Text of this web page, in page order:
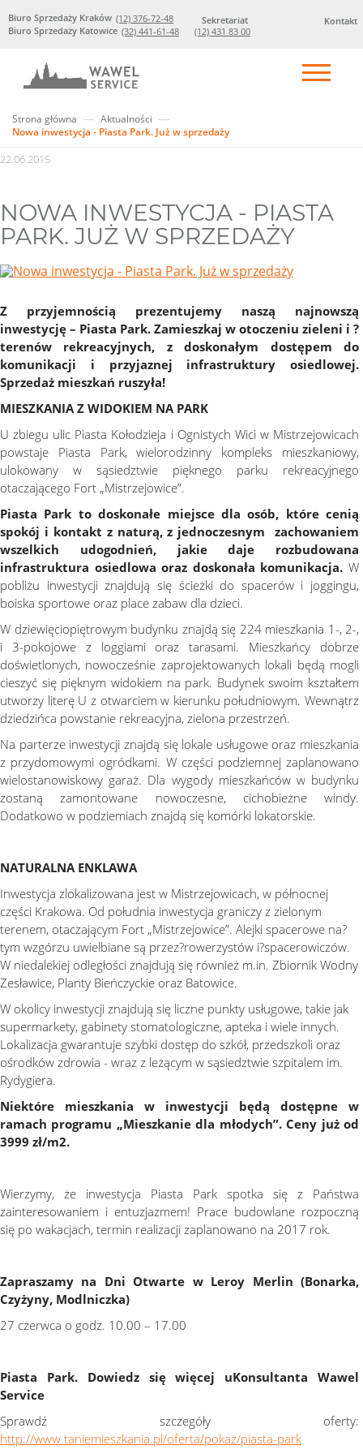
Kontakt
Biuro Sprzedaży Kraków (12) 376-72-48
Biuro Sprzedaży Katowice (32) 441-61-48
Sekretariat
(12) 431 83 00
Strona główna
Aktualności
Nowa inwestycja - Piasta Park. Już w sprzedaży
22.06.2015
NOWA INWESTYCJA - PIASTA
PARK. JUŻ W SPRZEDAŻY
Z przyjemnością prezentujemy naszą najnowszą
inwestycję – Piasta Park. Zamieszkaj w otoczeniu zieleni i ?
terenów rekreacyjnych, z doskonałym dostępem do
komunikacji i przyjaznej infrastruktury osiedlowej.
Sprzedaż mieszkań ruszyła!
MIESZKANIA Z WIDOKIEM NA PARK
U zbiegu ulic Piasta Kołodzieja i Ognistych Wici w Mistrzejowicach
powstaje Piasta Park, wielorodzinny kompleks mieszkaniowy,
ulokowany w sąsiedztwie pięknego parku rekreacyjnego
otaczającego Fort „Mistrzejowice”.
Piasta Park to doskonałe miejsce dla osób, które cenią
spokój i kontakt z naturą, z jednoczesnym zachowaniem
wszelkich udogodnień, jakie daje rozbudowana
infrastruktura osiedlowa oraz doskonała komunikacja. W
pobliżu inwestycji znajdują się ścieżki do spacerów i joggingu,
boiska sportowe oraz place zabaw dla dzieci.
W dziewięciopiętrowym budynku znajdą się 224 mieszkania 1-, 2-,
i 3-pokojowe z loggiami oraz tarasami. Mieszkańcy dobrze
doświetlonych, nowocześnie zaprojektowanych lokali będą mogli
cieszyć się pięknym widokiem na park. Budynek swoim kształtem
utworzy literę U z otwarciem w kierunku południowym. Wewnątrz
dziedzińca powstanie rekreacyjna, zielona przestrzeń.
Na parterze inwestycji znajdą się lokale usługowe oraz mieszkania
z przydomowymi ogródkami. W części podziemnej zaplanowano
wielostanowiskowy garaż. Dla wygody mieszkańców w budynku
zostaną zamontowane nowoczesne, cichobieżne windy.
Dodatkowo w podziemiach znajdą się komórki lokatorskie.
NATURALNA ENKLAWA
Inwestycja zlokalizowana jest w Mistrzejowicach, w północnej
części Krakowa. Od południa inwestycja graniczy z zielonym
terenem, otaczającym Fort „Mistrzejowice”. Alejki spacerowe na?
tym wzgórzu uwielbiane są przez?rowerzystów i?spacerowiczów.
W niedalekiej odległości znajdują się również m.in. Zbiornik Wodny
Zesławice, Planty Bieńczyckie oraz Batowice.
W okolicy inwestycji znajdują się liczne punkty usługowe, takie jak
supermarkety, gabinety stomatologiczne, apteka i wiele innych.
Lokalizacja gwarantuje szybki dostęp do szkół, przedszkoli oraz
ośrodków zdrowia - wraz z leżącym w sąsiedztwie szpitalem im.
Rydygiera.
Niektóre mieszkania w inwestycji będą dostępne w
ramach programu „Mieszkanie dla młodych”. Ceny już od
3999 zł/m2.
Wierzymy, że inwestycja Piasta Park spotka się z Państwa
zainteresowaniem i entuzjazmem! Prace budowlane rozpoczną
się po wakacjach, termin realizacji zaplanowano na 2017 rok.
Zapraszamy na Dni Otwarte w Leroy Merlin (Bonarka,
Czyżyny, Modlniczka)
27 czerwca o godz. 10.00 – 17.00
Piasta Park. Dowiedz się więcej uKonsultanta Wawel
Service
Sprawdź szczegóły oferty:
http://www.taniemieszkania.pl/oferta/pokaz/piasta-park